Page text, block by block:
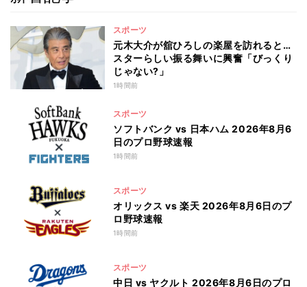
スポーツ
元木大介が舘ひろしの楽屋を訪れると…
スターらしい振る舞いに興奮「びっくり
じゃない?」
1時間前
スポーツ
ソフトバンク vs 日本ハム 2026年8月6
日のプロ野球速報
1時間前
スポーツ
オリックス vs 楽天 2026年8月6日のプ
ロ野球速報
1時間前
スポーツ
中日 vs ヤクルト 2026年8月6日のプロ